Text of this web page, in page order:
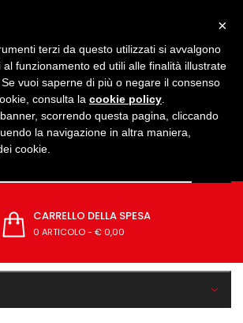
CARRELLO DELLA SPESA
0 ARTICOLO- € 0,00
×
terzi da questo utilizzati si avvalgono
funzionamento ed utili alle finalità illustrate
vuoi saperne di più o negare il consenso
consulta la cookie policy
scorrendo questa pagina, cliccando
la navigazione in altra maniera,
cookie.